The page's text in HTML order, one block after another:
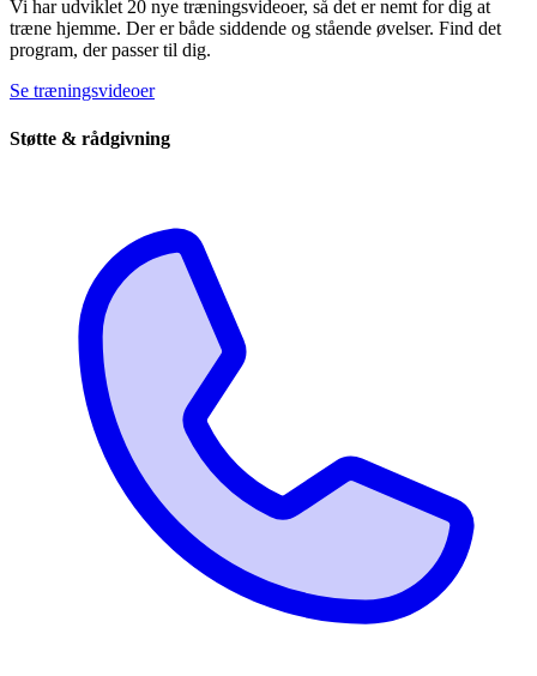
Vi har udviklet 20 nye træningsvideoer, så det er nemt for dig at
træne hjemme. Der er både siddende og stående øvelser. Find det
program, der passer til dig.
Se træningsvideoer
Støtte & rådgivning